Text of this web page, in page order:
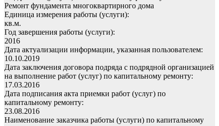
Ремонт фундамента многоквартирного дома
Единица измерения работы (услуги):
кв.м.
Год завершения работы (услуги):
2016
Дата актуализации информации, указанная пользователем:
10.10.2019
Дата заключения договора подряда с подрядной организацией
на выполнение работ (услуг) по капитальному ремонту:
17.03.2016
Дата подписания акта приемки работ (услуг) по
капитальному ремонту:
23.08.2016
Наименование заказчика работы (услуги) по капитальному